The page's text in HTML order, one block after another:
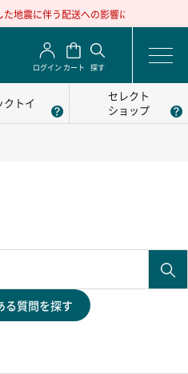
地震に伴う配送への影響について
ログイン カート 探す
クトイ
セレクト
ショップ
る質問を探す